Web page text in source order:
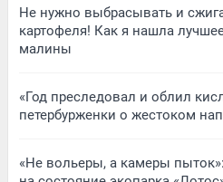
Не нужно выбрасывать и
картофеля! Как я нашла
малины
«Год преследовал и облил
петербурженки о жестоком
«Не вольеры, а камеры